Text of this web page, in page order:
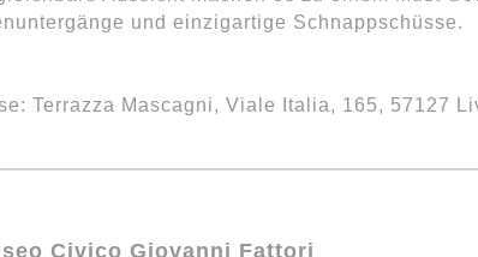
und einzigartige Schnappschüsse.
Terrazza Mascagni, Viale Italia, 165, 57127
Civico Giovanni Fattori